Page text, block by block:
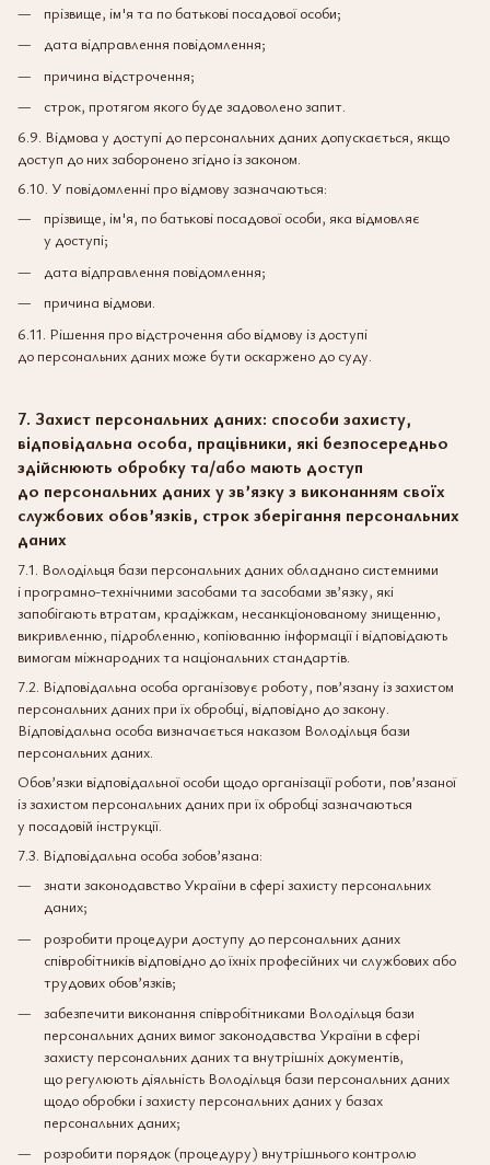
прізвище, ім'я та по батькові посадової особи;
дата відправлення повідомлення;
причина відстрочення;
строк, протягом якого буде задоволено запит.
6.9. Відмова у доступі до персональних даних допускається, якщо
доступ до них заборонено згідно із законом.
6.10. У повідомленні про відмову зазначаються:
прізвище, ім'я, по батькові посадової особи, яка відмовляє
у доступі;
дата відправлення повідомлення;
причина відмови.
6.11. Рішення про відстрочення або відмову із доступі
до персональних даних може бути оскаржено до суду.
7. Захист персональних даних: способи захисту,
відповідальна особа, працівники, які безпосередньо
здійснюють обробку та/або мають доступ
до персональних даних у зв’язку з виконанням своїх
службових обов’язків, строк зберігання персональних
даних
7.1. Володільця бази персональних даних обладнано системними
і програмно-технічними засобами та засобами зв’язку, які
запобігають втратам, крадіжкам, несанкціонованому знищенню,
викривленню, підробленню, копіюванню інформації і відповідають
вимогам міжнародних та національних стандартів.
7.2. Відповідальна особа організовує роботу, пов’язану із захистом
персональних даних при їх обробці, відповідно до закону.
Відповідальна особа визначається наказом Володільця бази
персональних даних.
Обов’язки відповідальної особи щодо організації роботи, пов’язаної
із захистом персональних даних при їх обробці зазначаються
у посадовій інструкції.
7.3. Відповідальна особа зобов’язана:
знати законодавство України в сфері захисту персональних
даних;
розробити процедури доступу до персональних даних
співробітників відповідно до їхніх професійних чи службових або
трудових обов’язків;
забезпечити виконання співробітниками Володільця бази
персональних даних вимог законодавства України в сфері
захисту персональних даних та внутрішніх документів,
що регулюють діяльність Володільця бази персональних даних
щодо обробки і захисту персональних даних у базах
персональних даних;
розробити порядок (процедуру) внутрішнього контролю